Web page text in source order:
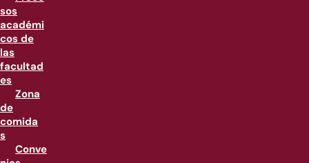
sos
académi
cos de
las
facultad
es
Zona
de
comida
s
Conve